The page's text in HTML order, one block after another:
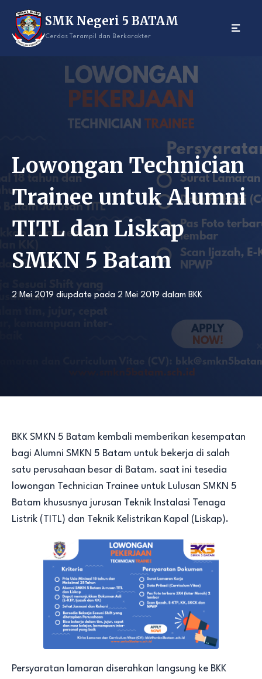
content
SMK Negeri 5 BATAM
Cerdas Terampil dan Berkarakter
Lowongan Technician
Trainee untuk Alumni
TITL dan Liskap
SMKN 5 Batam
2 Mei 2019 diupdate pada 2 Mei 2019 dalam BKK
BKK SMKN 5 Batam kembali memberikan kesempatan
bagi Alumni SMKN 5 Batam untuk bekerja di salah
satu perusahaan besar di Batam. saat ini tesedia
lowongan Technician Trainee untuk Lulusan SMKN 5
Batam khususnya jurusan Teknik Instalasi Tenaga
Listrik (TITL) dan Teknik Kelistrikan Kapal (Liskap).
Persyaratan lamaran diserahkan langsung ke BKK